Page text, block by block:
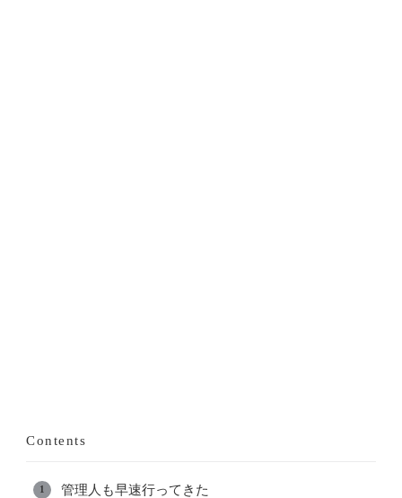
Contents
管理人も早速行ってきた